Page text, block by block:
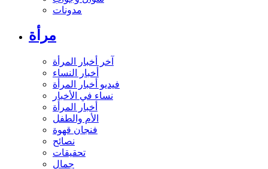
مدونات
مرأة
آخر أخبار المرأة
أخبار النساء
فيديو أخبار المرأة
نساء في الأخبار
أخبار المرأة
الأم والطفل
فنجان قهوة
نصائح
تحقيقات
جمال